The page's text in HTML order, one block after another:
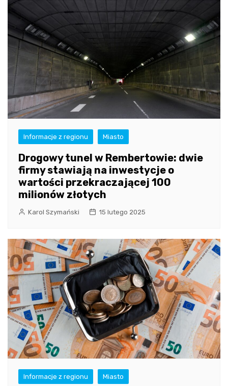
Informacje z regionu Miasto
Drogowy tunel w Rembertowie: dwie
firmy stawiają na inwestycje o
wartości przekraczającej 100
milionów złotych
Karol Szymański 15 lutego 2025
Informacje z regionu Miasto